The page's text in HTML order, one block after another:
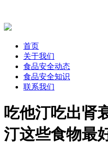
首页
关于我们
食品安全动态
食品安全知识
联系我们
吃他汀吃出肾
汀这些食物最